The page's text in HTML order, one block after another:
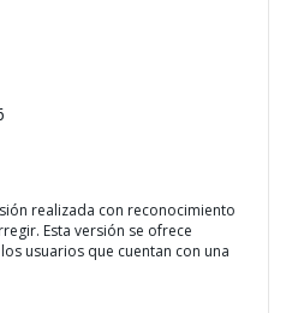
realizada con reconocimiento
Esta versión se ofrece
usuarios que cuentan con una